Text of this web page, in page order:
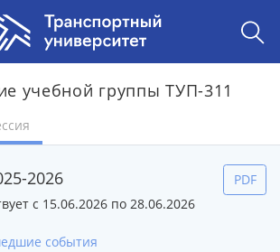
учебной группы ТУП-311
2026
с 15.06.2026 по 28.06.2026
PDF
события